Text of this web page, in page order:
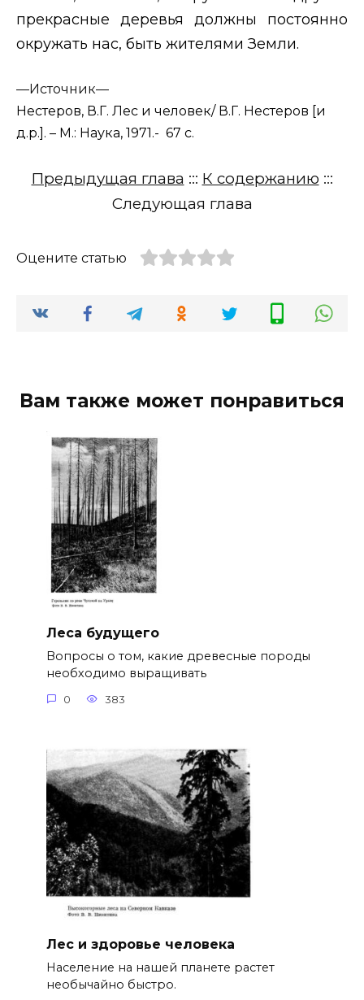
прекрасные деревья должны постоянно
окружать нас, быть жителями Земли.
—Источник—
Нестеров, В.Г. Лес и человек/ В.Г. Нестеров [и
д.р.]. – М.: Наука, 1971.- 67 с.
Предыдущая глава ::: К содержанию :::
Следующая глава
Оцените статью
Вам также может понравиться
Леса будущего
Вопросы о том, какие древесные породы
необходимо выращивать
0 383
Лес и здоровье человека
Население на нашей планете растет
необычайно быстро.